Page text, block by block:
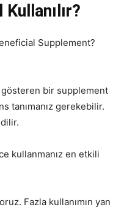
gösteren bir supplement
tanımanız gerekebilir.
kullanmanız en etkili
Fazla kullanımın yan